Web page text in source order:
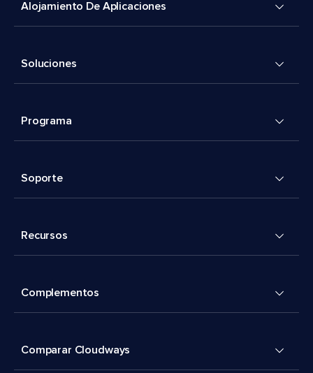
Alojamiento De Aplicaciones
Soluciones
Programa
Soporte
Recursos
Complementos
Comparar Cloudways